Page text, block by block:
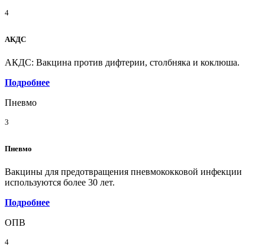
4
АКДС
АКДС: Вакцина против дифтерии, столбняка и коклюша.
Подробнее
Пневмо
3
Пневмо
Вакцины для предотвращения пневмококковой инфекции
используются более 30 лет.
Подробнее
ОПВ
4